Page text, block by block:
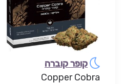
קופר קוברה
Copper Cobra